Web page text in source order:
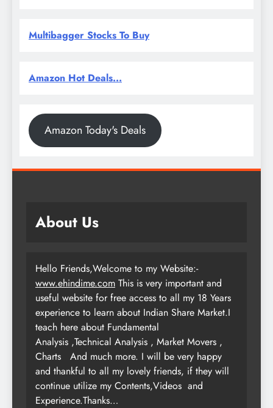
Multibagger Stocks To Buy
Amazon Hot Deals...
Amazon Today's Deals
About Us
Hello Friends,Welcome to my Website:-
www.ehindime.com This is very important and
useful website for free access to all my 18 Years
experience to learn about Indian Share Market.I
teach here about Fundamental
Analysis ,Technical Analysis , Market Movers ,
Charts
And much more. I will be very happy
and thankful to all my lovely friends, if they will
continue utilize my Contents,Videos and
Experience.Thanks…